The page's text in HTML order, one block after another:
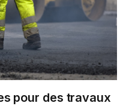
pour des travaux